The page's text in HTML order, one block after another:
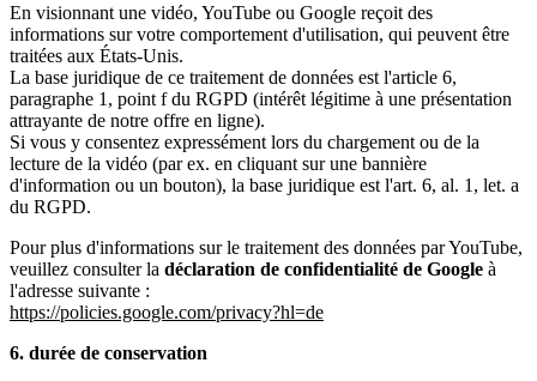
En visionnant une vidéo, YouTube ou Google reçoit des
informations sur votre comportement d'utilisation, qui peuvent être
traitées aux États-Unis.
La base juridique de ce traitement de données est l'article 6,
paragraphe 1, point f du RGPD (intérêt légitime à une présentation
attrayante de notre offre en ligne).
Si vous y consentez expressément lors du chargement ou de la
lecture de la vidéo (par ex. en cliquant sur une bannière
d'information ou un bouton), la base juridique est l'art. 6, al. 1, let. a
du RGPD.
Pour plus d'informations sur le traitement des données par YouTube,
veuillez consulter la déclaration de confidentialité de Google à
l'adresse suivante :
https://policies.google.com/privacy?hl=de
6. durée de conservation